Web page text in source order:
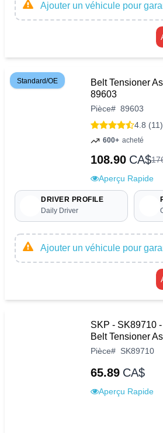
Ajouter un véhicule pour
Standard/OE
Belt Tensioner
89603
Pièce# 89603
4.8 (11)
600+ acheté
108.90 CA$
Aperçu Rapide
DRIVER PROFILE
Daily Driver
Ajouter un véhicule pour
SKP - SK89710
Belt Tensioner
Pièce# SK89710
65.89 CA$
Aperçu Rapide